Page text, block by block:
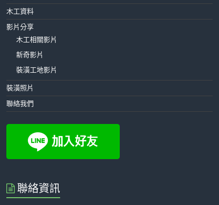
木工資料
影片分享
木工相關影片
新奇影片
裝潢工地影片
裝潢照片
聯絡我們
聯絡資訊